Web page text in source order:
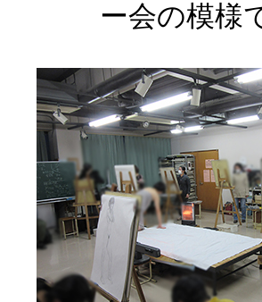
ー会の模様